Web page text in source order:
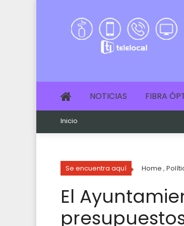
NOTICIAS FIBRA
Inicio
Se encuentra aquí Home ,
El